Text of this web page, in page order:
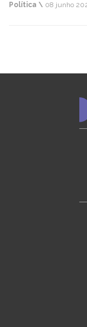
Política \ 08 junho